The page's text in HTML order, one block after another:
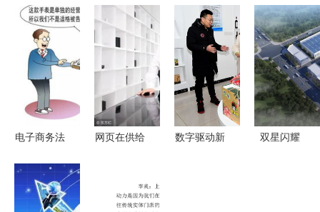
对策分析
商“卖”向全
球 从档口
到屏幕的品
牌复兴之路
厂需求的四
个维度和回
归原点
电子商务运
营的网页设
计之道
电子商务法
新法规如何
改变你我生
网页在供给
企业实施电
数字驱动新
双星闪耀